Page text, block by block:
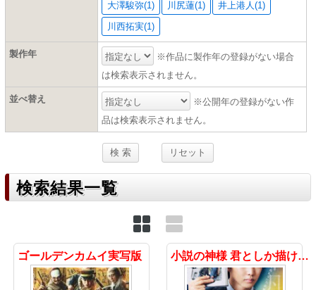
大澤駿弥(1) 川尻蓮(1)
井上港人(1)
川西拓実(1)
製作年
※作品に製作年の登録がない場合
は検索表示されません。
並べ替え
※公開年の登録がない作
品は検索表示されません。
検索結果一覧
ゴールデンカムイ実写版 小説の神様 君としか描けない物語